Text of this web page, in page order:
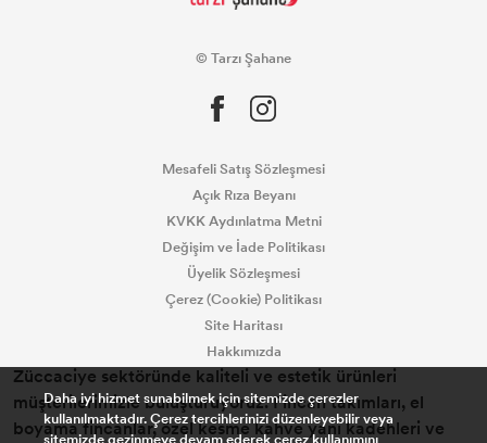
© Tarzı Şahane
Mesafeli Satış Sözleşmesi
Açık Rıza Beyanı
KVKK Aydınlatma Metni
Değişim ve İade Politikası
Üyelik Sözleşmesi
Çerez (Cookie) Politikası
Site Haritası
Hakkımızda
Züccaciye sektöründe kaliteli ve estetik ürünleri
müşterilerimizle buluşturuyoruz. Fincan takımları, el
boyama fincanlar, özel kesme kahve yanı kadehleri ve
Daha iyi hizmet sunabilmek için sitemizde çerezler
kullanılmaktadır. Çerez tercihlerinizi düzenleyebilir veya